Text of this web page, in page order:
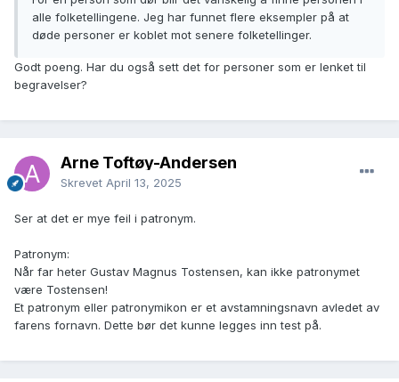
alle folketellingene. Jeg har funnet flere eksempler på at
døde personer er koblet mot senere folketellinger.
Godt poeng. Har du også sett det for personer som er lenket til
begravelser?
Arne Toftøy-Andersen
Skrevet April 13, 2025
Ser at det er mye feil i patronym.
Patronym:
Når far heter Gustav Magnus Tostensen, kan ikke patronymet
være Tostensen!
Et patronym eller patronymikon er et avstamningsnavn avledet av
farens fornavn. Dette bør det kunne legges inn test på.